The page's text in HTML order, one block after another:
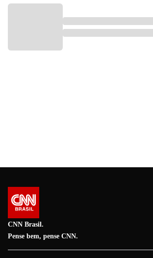
CNN Brasil.
Pense bem, pense CNN.